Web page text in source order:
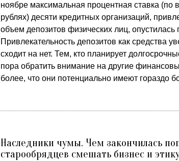
ноябре максимальная процентная ставка (по
рублях) десяти кредитных организаций,
объем депозитов физических лиц, опустилась
Привлекательность депозитов как средства
сходит на нет. Тем, кто планирует
пора обратить внимание на другие
более, что они потенциально имеют гораздо
Наследники чумы. Чем закончилась
старообрядцев смешать бизнес и